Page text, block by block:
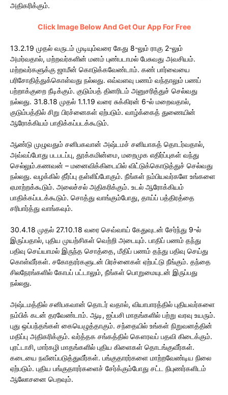
அதிகரிக்கும்.
Click Image Below And Get Our App For Free
13.2.19 முதல் வருடம் முடியும்வரை கேது 8-லும் ராகு 2-லும்
அமர்வதால், மற்றவர்களின் மனம் புண்படாமல் பேசுவது அவசியம்.
மற்றவர்களுக்கு ஜாமீன் கொடுக்கவேண்டாம். கண் பார்வையை
பரிசோதித்துக்கொள்வது நல்லது. எவ்வளவு பணம் வந்தாலும் பணப்
பற்றாக்குறை நீடிக்கும். குடும்பத் தினரிடம் அனுசரித்துச் செல்வது
நல்லது. 31.8.18 முதல் 1.1.19 வரை சுக்கிரன் 6-ல் மறைவதால்,
குடும்பத்தில் சிறு பிரச்னைகள் ஏற்படும். வாழ்க்கைத் துணையின்
ஆரோக்கியம் பாதிக்கப்படக்கூடும்.
ஆண்டு முழுவதும் சனிபகவான் அஷ்டமச் சனியாகத் தொடர்வதால்,
அவ்வப்போது படபடப்பு, தூக்கமின்மை, மறைமுக எதிர்ப்புகள் வந்து
செல்லும்.கணவன் – மனைவிக்கிடையில் விட்டுக்கொடுத்துச் செல்வது
நல்லது. வழக்கில் தீர்ப்பு தள்ளிப்போகும். நீங்கள் நம்பியவர்களே உங்களை
ஏமாற்றக்கூடும். அலைச்சல் அதிகரிக்கும். உடல் ஆரோக்கியம்
பாதிக்கப்படக்கூடும். சொத்து வாங்கும்போது, தாய்ப் பத்திரத்தை
சரிபார்த்து வாங்கவும்.
30.4.18 முதல் 27.10.18 வரை செவ்வாய் கேதுவுடன் சேர்ந்து 9-ல்
இருப்பதால், புதிய முயற்சிகள் வெற்றி அடையும். பாதிப் பணம் தந்து
பதிவு செய்யாமல் இருந்த சொத்தை, மீதிப் பணம் தந்து பதிவு செய்து
கொள்வீர்கள். சகோதரர்களுடன் பிரச்னைகள் ஏற்பட்டு நீங்கும். தந்தை
சிலநேரங்களில் கோபப் பட்டாலும், நீங்கள் பொறுமையுடன் இருப்பது
நல்லது.
அஷ்டமத்தில் சனிபகவான் தொடர் வதால், வியாபாரத்தில் புதியவர்களை
நம்பிக் கடன் தரவேண்டாம். ஆடி, ஐப்பசி மாதங்களில் பற்று வரவு உயரும்.
புது ஒப்பந்தங்கள் கையெழுத்தாகும். சந்தையில் உங்கள் நிறுவனத்தின்
மதிப்பு அதிகரிக்கும். வர்த்தக சங்கத்தில் கௌரவப் பதவி கிடைக்கும்.
புரட்டாசி, மார்கழி மாதங்களில் புதிய கிளைகள் தொடங்குவீர்கள்.
கடையை நவீனப்படுத்துவீர்கள். பங்குதாரர்களை மாற்றவேண்டிய நிலை
ஏற்படும். புதிய பங்குதாரர்களைச் சேர்க்கும்போது சட்ட நிபுணர்களிடம்
ஆலோசனை பெறவும்.